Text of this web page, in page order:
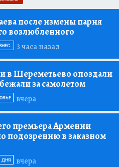
после измены парня
возлюбленного
3 часа назад
в Шереметьево опоздали
за самолетом
вчера
премьера Армении
подозрению в заказном
вчера
ДНЯ